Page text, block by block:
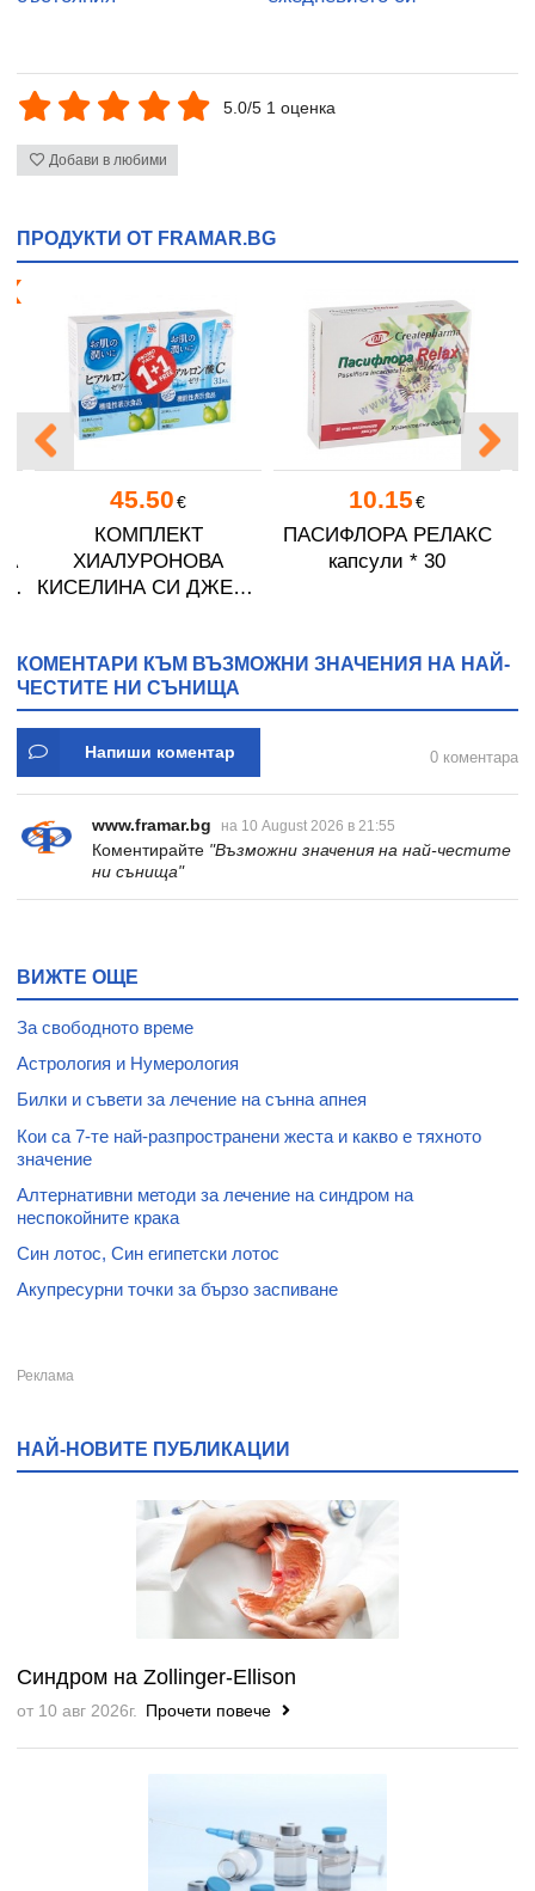
5.0/5 1 оценка
Добави в любими
ПРОДУКТИ ОТ FRAMAR.BG
45.50 €
КОМПЛЕКТ
ХИАЛУРОНОВА
КИСЕЛИНА СИ ДЖЕЛИ
10.15 €
ПАСИФЛОРА РЕЛАКС
капсули * 30
КОМЕНТАРИ КЪМ ВЪЗМОЖНИ ЗНАЧЕНИЯ НА НАЙ-
ЧЕСТИТЕ НИ СЪНИЩА
Напиши коментар 0 коментара
www.framar.bg на 10 August 2026 в 21:55
Коментирайте "Възможни значения на най-честите
ни сънища"
ВИЖТЕ ОЩЕ
За свободното време
Астрология и Нумерология
Билки и съвети за лечение на сънна апнея
Кои са 7-те най-разпространени жеста и какво е тяхното
значение
Алтернативни методи за лечение на синдром на
неспокойните крака
Син лотос, Син египетски лотос
Акупресурни точки за бързо заспиване
НАЙ-НОВИТЕ ПУБЛИКАЦИИ
Синдром на Zollinger-Ellison
от 10 авг 2026г. Прочети повече